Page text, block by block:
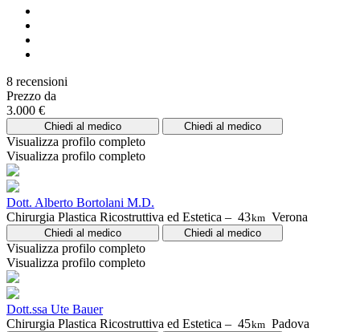
8 recensioni
Prezzo da
3.000 €
Chiedi al medico Chiedi al medico
Visualizza profilo completo
Visualizza profilo completo
Dott. Alberto Bortolani M.D.
Chirurgia Plastica Ricostruttiva ed Estetica – 43km Verona
Chiedi al medico Chiedi al medico
Visualizza profilo completo
Visualizza profilo completo
Dott.ssa Ute Bauer
Chirurgia Plastica Ricostruttiva ed Estetica – 45km Padova